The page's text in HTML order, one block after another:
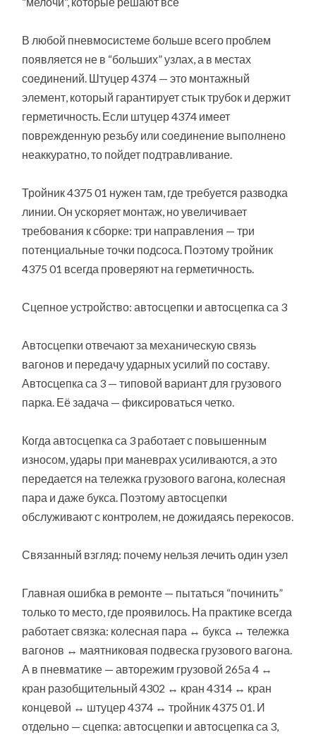
В любой пневмосистеме больше всего проблем
появляется не в “больших” узлах, а в местах
соединений. Штуцер 4374 — это монтажный
элемент, который гарантирует стык трубок и держит
герметичность. Если штуцер 4374 имеет
поврежденную резьбу или соединение выполнено
неаккуратно, то пойдет подтравливание.
Тройник 4375 01 нужен там, где требуется разводка
линии. Он ускоряет монтаж, но увеличивает
требования к сборке: три направления — три
потенциальные точки подсоса. Поэтому тройник
4375 01 всегда проверяют на герметичность.
Сцепное устройство: автосцепки и автосцепка са 3
Автосцепки отвечают за механическую связь
вагонов и передачу ударных усилий по составу.
Автосцепка са 3 — типовой вариант для грузового
парка. Её задача — фиксироваться четко.
Когда автосцепка са 3 работает с повышенным
износом, удары при маневрах усиливаются, а это
передается на тележка грузового вагона, колесная
пара и даже букса. Поэтому автосцепки
обслуживают с контролем, не дожидаясь перекосов.
Связанный взгляд: почему нельзя лечить один узел
Главная ошибка в ремонте — пытаться “починить”
только то место, где проявилось. На практике всегда
работает связка: колесная пара ↔ букса ↔ тележка
вагонов ↔ маятниковая подвеска грузового вагона.
А в пневматике — авторежим грузовой 265а 4 ↔
кран разобщительный 4302 ↔ кран 4314 ↔ кран
концевой ↔ штуцер 4374 ↔ тройник 4375 01. И
отдельно — сцепка: автосцепки и автосцепка са 3,